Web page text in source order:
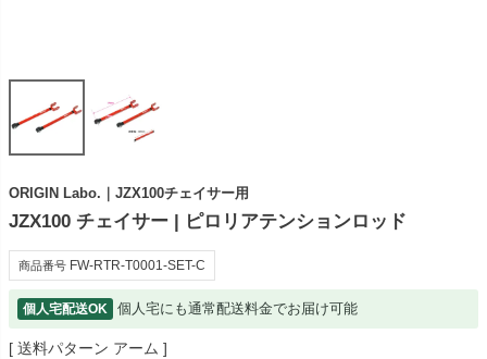
ORIGIN Labo.｜JZX100チェイサー用
JZX100 チェイサー | ピロリアテンションロッド
商品番号 FW-RTR-T0001-SET-C
個人宅配送OK 個人宅にも通常配送料金でお届け可能
送料パターン アーム